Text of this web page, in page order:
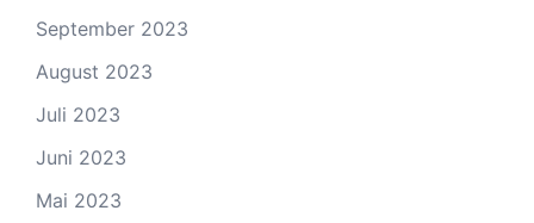
September 2023
August 2023
Juli 2023
Juni 2023
Mai 2023